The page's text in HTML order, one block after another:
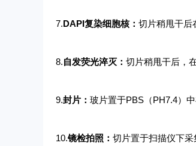
7.DAPI复染细胞核： 切片稍甩干后
8.自发荧光淬灭： 切片稍甩干后，
9.封片： 玻片置于PBS（PH7.4）
10.镜检拍照： 切片置于扫描仪下